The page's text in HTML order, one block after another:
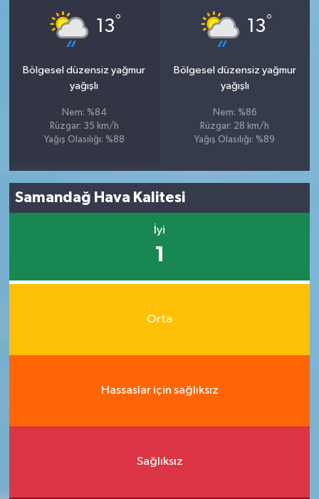
13°
Bölgesel düzensiz yağmur
yağışlı
Nem: %84
Rüzgar: 35 km/h
Yağış Olasılığı: %88
13°
Bölgesel düzensiz yağmur
yağışlı
Nem: %86
Rüzgar: 28 km/h
Yağış Olasılığı: %89
Samandağ Hava Kalitesi
İyi
1
Orta
Hassaslar için sağlıksız
Sağlıksız